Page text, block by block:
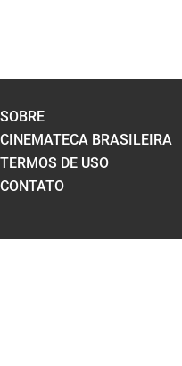
SOBRE
CINEMATECA BRASILEIRA
TERMOS DE USO
CONTATO